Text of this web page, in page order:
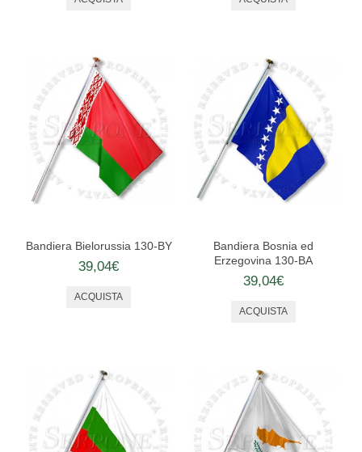
Bandiera Bielorussia 130-BY
39,04€
Bandiera Bosnia ed
Erzegovina 130-BA
39,04€